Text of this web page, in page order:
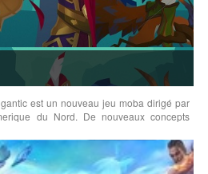
est un nouveau jeu moba dirigé par
du Nord. De nouveaux concepts